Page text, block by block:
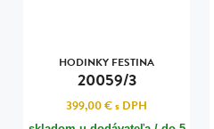
HODINKY FESTINA
20059/3
399,00 €s DPH